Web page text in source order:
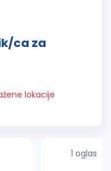
ca za
lokacije
1 oglas